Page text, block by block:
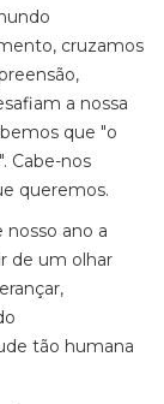
cruzamos
a nossa
que "o
Cabe-nos
queremos.
ano a
de um olhar
tão humana